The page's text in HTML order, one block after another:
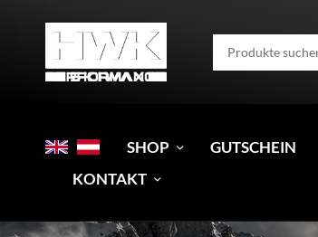
SHOP GUTSCHEIN
KONTAKT